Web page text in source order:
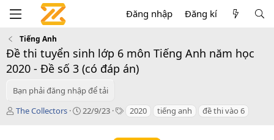
Đăng nhập Đăng kí
Tiếng Anh
Đề thi tuyển sinh lớp 6 môn Tiếng Anh năm học
2020 - Đề số 3 (có đáp án)
Bạn phải đăng nhập để tải
T
The Collectors
C
22/9/23
T 2020 tiếng anh đề thi vào 6